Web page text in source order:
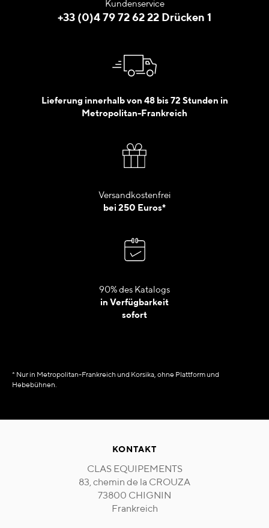
Kundenservice
+33 (0)4 79 72 62 22 Drücken 1
Lieferung innerhalb von 48 bis 72 Stunden in
Metropolitan-Frankreich
Versandkostenfrei
bei 250 Euros*
90% des Katalogs
in Verfügbarkeit
sofort
* Nur in Metropolitan-Frankreich und Korsika, ohne Plattform und
Hebebühnen.
KONTAKT
CLAS EQUIPEMENTS
83, chemin de la CROUZA
73800 CHIGNIN
Frankreich